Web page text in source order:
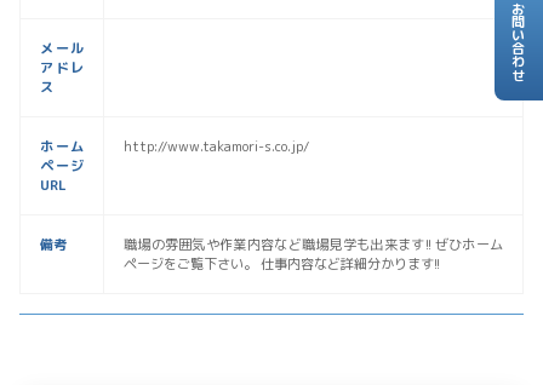
お問い合わせ
メール
アドレ
ス
ホーム
ページ
URL
http://www.takamori-s.co.jp/
備考
職場の雰囲気や作業内容など職場見学も出来ます!! ぜひホーム
ページをご覧下さい。 仕事内容など詳細分かります!!